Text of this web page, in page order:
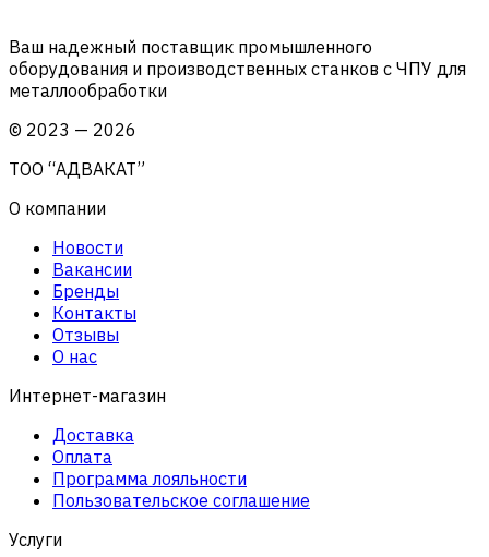
Ваш надежный поставщик промышленного
оборудования и производственных станков с ЧПУ для
металлообработки
© 2023 — 2026
ТОО “АДВАКАТ”
О компании
Новости
Вакансии
Бренды
Контакты
Отзывы
О нас
Интернет-магазин
Доставка
Оплата
Программа лояльности
Пользовательское соглашение
Услуги